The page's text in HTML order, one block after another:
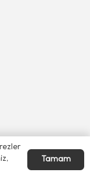
Tamam